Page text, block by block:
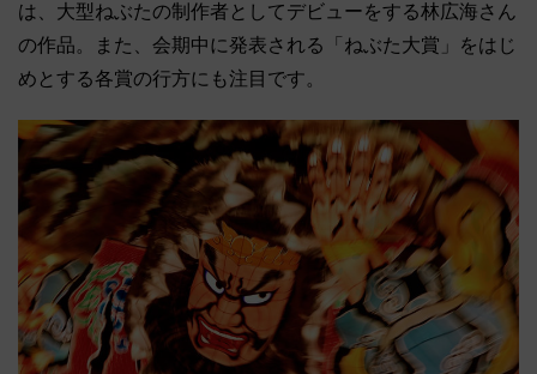
は、大型ねぶたの制作者としてデビューをする林広海さん
の作品。また、会期中に発表される「ねぶた大賞」をはじ
めとする各賞の行方にも注目です。